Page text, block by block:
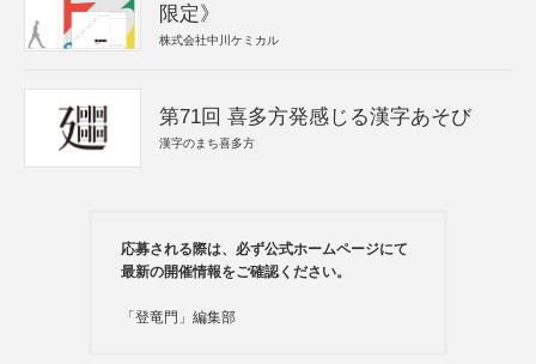
限定》
株式会社中川ケミカル
第71回 喜多方発感じる漢字あそび
漢字のまち喜多方
応募される際は、必ず公式ホームページにて
最新の開催情報をご確認ください。
「登竜門」編集部